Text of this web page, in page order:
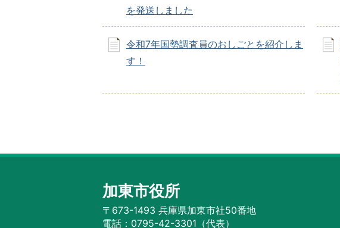
を発送しました
令和7年国勢調査員のおしごとを紹介しま
す！
加東市役所
〒673-1493 兵庫県加東市社50番地
電話：0795-42-3301（代表）